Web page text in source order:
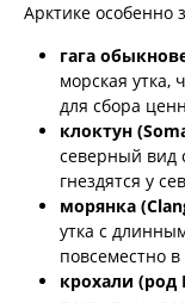
Арктике особенно
гага
морская утка,
для сбора
клоктун
северный вид
гнездятся у
морянка
утка с
повсеместно
крохали (род